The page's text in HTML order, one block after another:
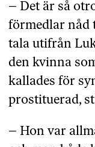
– Det är så
förmedlar nåd
tala utifrån
den kvinna
kallades för
prostituerad,
– Hon var